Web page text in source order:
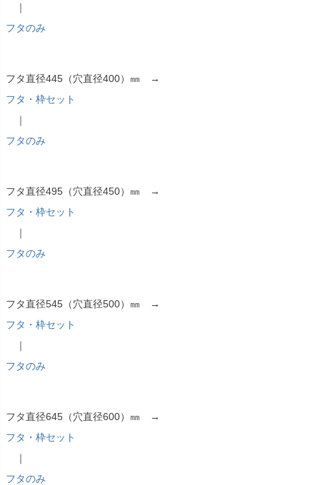
｜
フタのみ
フタ直径445（穴直径400）㎜ →
フタ・枠セット
｜
フタのみ
フタ直径495（穴直径450）㎜ →
フタ・枠セット
｜
フタのみ
フタ直径545（穴直径500）㎜ →
フタ・枠セット
｜
フタのみ
フタ直径645（穴直径600）㎜ →
フタ・枠セット
｜
フタのみ